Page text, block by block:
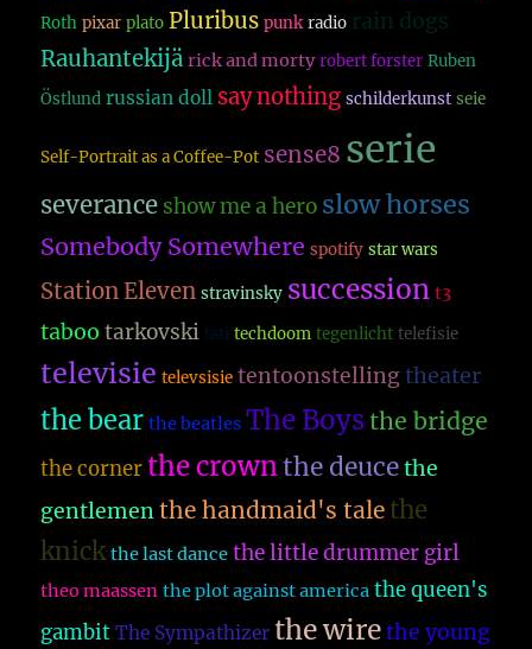
Roth pixar plato Pluribus punk radio rain dogs
Rauhantekijä rick and morty robert forster Ruben
Östlund russian doll say nothing schilderkunst seie
Self-Portrait as a Coffee-Pot sense8 serie
severance show me a hero slow horses
Somebody Somewhere spotify star wars
Station Eleven stravinsky succession t3
taboo tarkovski tati techdoom tegenlicht telefisie
televisie televsisie tentoonstelling theater
the bear the beatles The Boysthe bridge
the corner the crownthe deuce the
gentlemen the handmaid's tale the
knick the last dance the little drummer girl
theo maassen the plot against america the queen's
gambit The Sympathizer the wire the young